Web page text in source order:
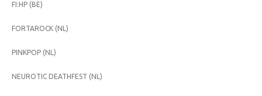
FI:HP (BE)
FORTAROCK (NL)
PINKPOP (NL)
NEUROTIC DEATHFEST (NL)